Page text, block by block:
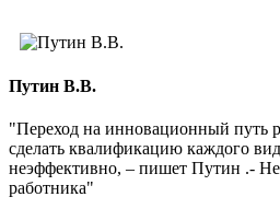
Путин В.В.
"Переход на инновационный путь
сделать квалификацию каждого
неэффективно, – пишет Путин .-
работника"